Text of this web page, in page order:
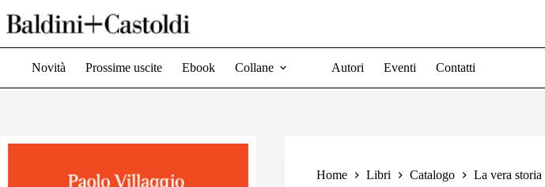
al
contenuto
Novità Prossime uscite Ebook Collane Autori Eventi Contatti
Home Libri Catalogo La vera